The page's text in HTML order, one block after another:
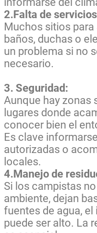
2.Falta de
Muchos sitios
baños, duchas o
un problema si no
necesario.
3. Seguridad:
Aunque hay zonas
lugares donde
conocer bien el
Es clave
autorizadas o
locales.
4.Manejo de
Si los campistas
ambiente, dejan
fuentes de agua,
puede ser alto. La